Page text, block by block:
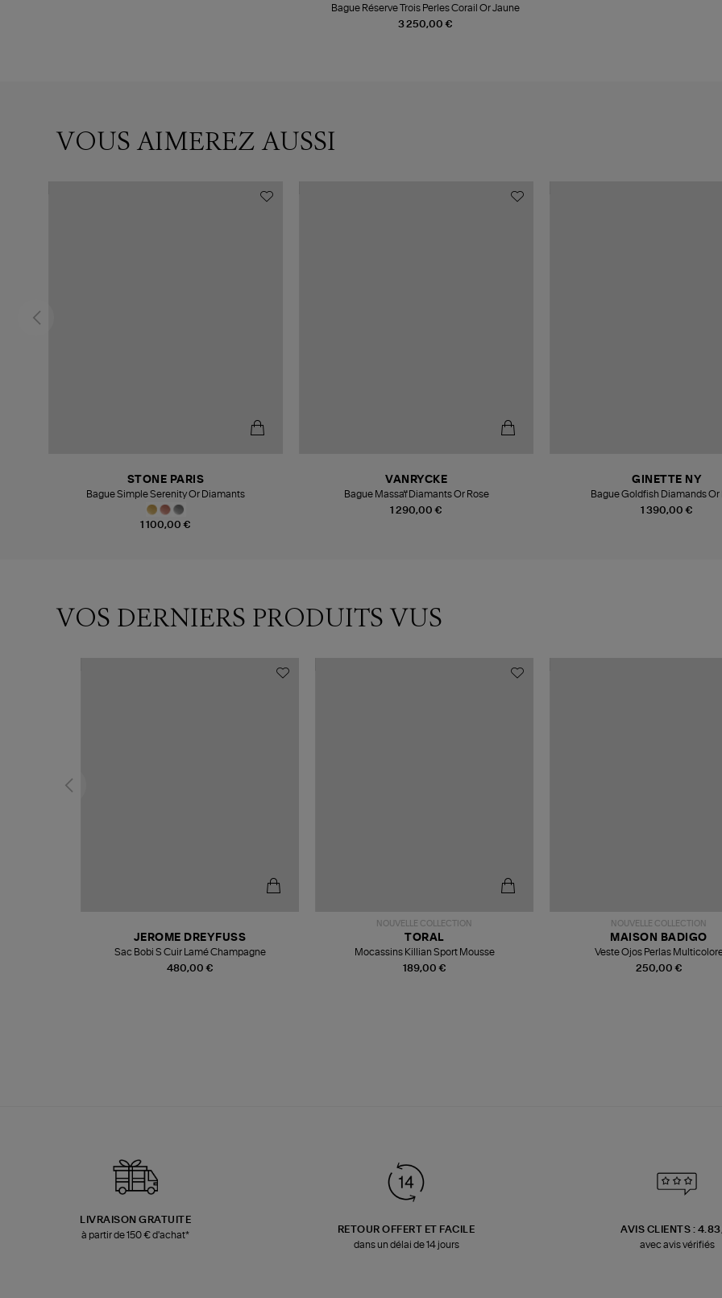
3 250,00 €
Bague Réserve Trois Perles Corail Or Jaune
VOUS AIMEREZ AUSSI
1 100,00 €
STONE PARIS
Bague Simple Serenity Or Diamants
1 290,00 €
VANRYCKE
Bague Massaï Diamants Or Rose
1 390,00 €
GINETTE NY
Bague Goldfish Diamands Or
VOS DERNIERS PRODUITS VUS
480,00 €
JEROME DREYFUSS
Sac Bobi S Cuir Lamé Champagne
NOUVELLE COLLECTION
189,00 €
TORAL
Mocassins Killian Sport Mousse
NOUVELLE COLLECTION
250,00 €
MAISON BADIGO
Veste Ojos Perlas
LIVRAISON GRATUITE
à partir de 150 € d'achat*
RETOUR OFFERT ET FACILE
dans un délai de 14 jours
AVIS CLIENTS :
avec avis vérifiés